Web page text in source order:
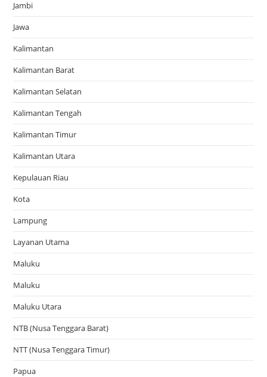
Jambi
Jawa
Kalimantan
Kalimantan Barat
Kalimantan Selatan
Kalimantan Tengah
Kalimantan Timur
Kalimantan Utara
Kepulauan Riau
Kota
Lampung
Layanan Utama
Maluku
Maluku
Maluku Utara
NTB (Nusa Tenggara Barat)
NTT (Nusa Tenggara Timur)
Papua